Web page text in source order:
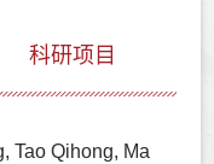
科研项目
Tao Qihong, Ma